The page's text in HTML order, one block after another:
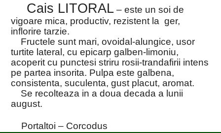
Cais LITORAL – este un soi de
vigoare mica, productiv, rezistent la ger,
inflorire tarzie.
Fructele sunt mari, ovoidal-alungice, usor
turtite lateral, cu epicarp galben-limoniu,
acoperit cu punctesi striru rosii-trandafirii intens
pe partea insorita. Pulpa este galbena,
consistenta, suculenta, gust placut, aromat.
Se recolteaza in a doua decada a lunii
august.
Portaltoi – Corcodus